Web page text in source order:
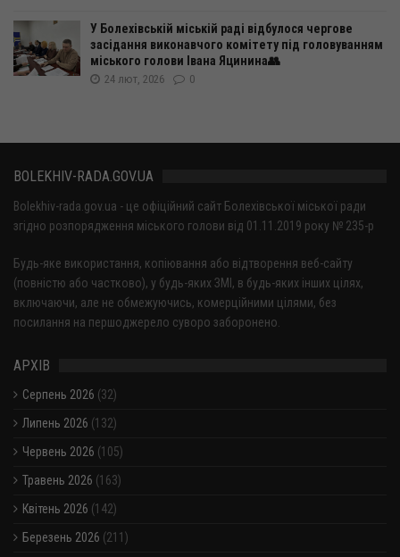
У Болехівській міській раді відбулося чергове
засідання виконавчого комітету під головуванням
міського голови Івана Яцинина👥
24 лют, 2026 0
BOLEKHIV-RADA.GOV.UA
Bolekhiv-rada.gov.ua - це офіційний сайт Болехівської міської ради
згідно розпорядження міського голови від 01.11.2019 року № 235-р
Будь-яке використання, копіювання або відтворення веб-сайту
(повністю або частково), у будь-яких ЗМІ, в будь-яких інших цілях,
включаючи, але не обмежуючись, комерційними цілями, без
посилання на першоджерело суворо заборонено.
АРХІВ
Серпень 2026 (32)
Липень 2026 (132)
Червень 2026 (105)
Травень 2026 (163)
Квітень 2026 (142)
Березень 2026 (211)